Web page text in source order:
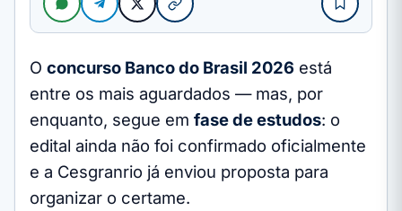
O concurso Banco do Brasil 2026 está
entre os mais aguardados — mas, por
enquanto, segue em fase de estudos: o
edital ainda não foi confirmado oficialmente
e a Cesgranrio já enviou proposta para
organizar o certame.